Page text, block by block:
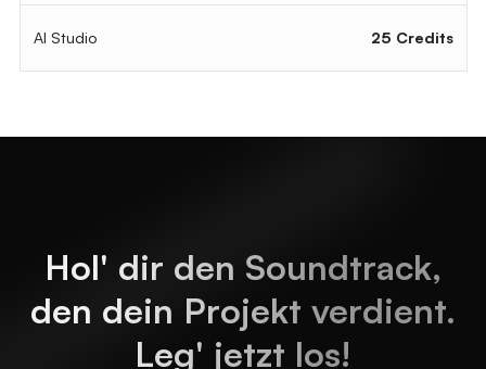
AI Studio 25 Credits
Hol' dir den Soundtrack,
den dein Projekt verdient.
Leg' jetzt los!